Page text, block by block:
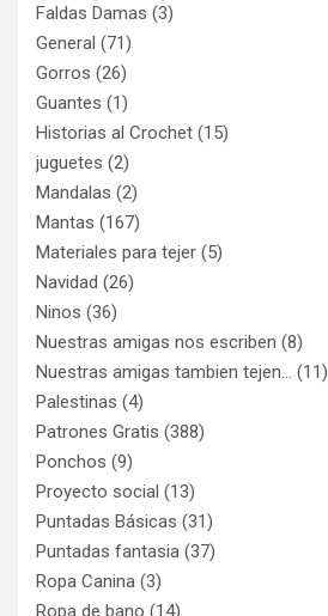
Faldas Damas (3)
General (71)
Gorros (26)
Guantes (1)
Historias al Crochet (15)
juguetes (2)
Mandalas (2)
Mantas (167)
Materiales para tejer (5)
Navidad (26)
Ninos (36)
Nuestras amigas nos escriben (8)
Nuestras amigas tambien tejen…
(11)
Palestinas (4)
Patrones Gratis (388)
Ponchos (9)
Proyecto social (13)
Puntadas Básicas (31)
Puntadas fantasia (37)
Ropa Canina (3)
Ropa de bano (14)